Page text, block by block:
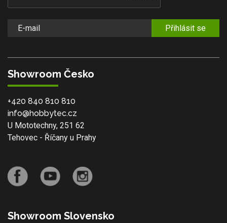
Přihlásit se
Showroom Česko
+420 840 810 810
info@hobbytec.cz
U Mototechny, 251 62
Tehovec - Říčany u Prahy
Showroom Slovensko